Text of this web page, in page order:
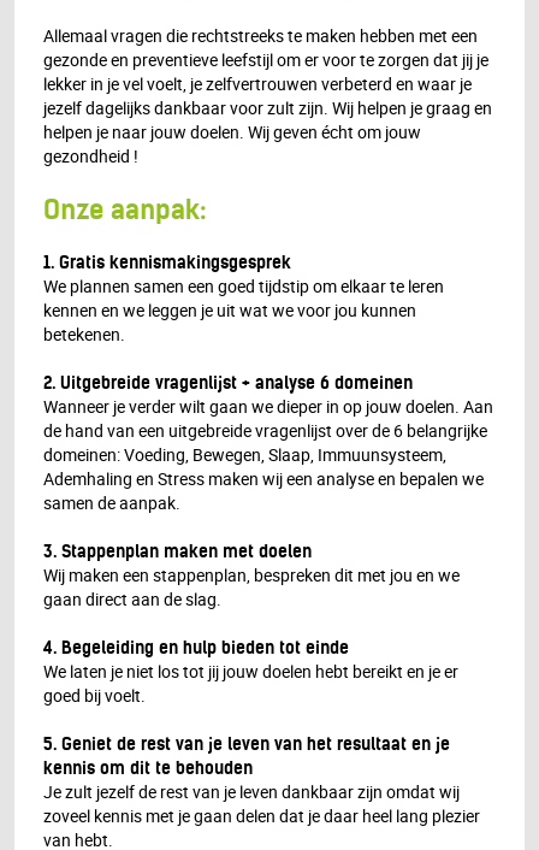
Allemaal vragen die rechtstreeks te maken hebben met een
gezonde en preventieve leefstijl om er voor te zorgen dat jij je
lekker in je vel voelt, je zelfvertrouwen verbeterd en waar je
jezelf dagelijks dankbaar voor zult zijn. Wij helpen je graag en
helpen je naar jouw doelen. Wij geven écht om jouw
gezondheid !
Onze aanpak:
1. Gratis kennismakingsgesprek
We plannen samen een goed tijdstip om elkaar te leren
kennen en we leggen je uit wat we voor jou kunnen
betekenen.
2. Uitgebreide vragenlijst + analyse 6 domeinen
Wanneer je verder wilt gaan we dieper in op jouw doelen. Aan
de hand van een uitgebreide vragenlijst over de 6 belangrijke
domeinen: Voeding, Bewegen, Slaap, Immuunsysteem,
Ademhaling en Stress maken wij een analyse en bepalen we
samen de aanpak.
3. Stappenplan maken met doelen
Wij maken een stappenplan, bespreken dit met jou en we
gaan direct aan de slag.
4. Begeleiding en hulp bieden tot einde
We laten je niet los tot jij jouw doelen hebt bereikt en je er
goed bij voelt.
5. Geniet de rest van je leven van het resultaat en je
kennis om dit te behouden
Je zult jezelf de rest van je leven dankbaar zijn omdat wij
zoveel kennis met je gaan delen dat je daar heel lang plezier
van hebt.